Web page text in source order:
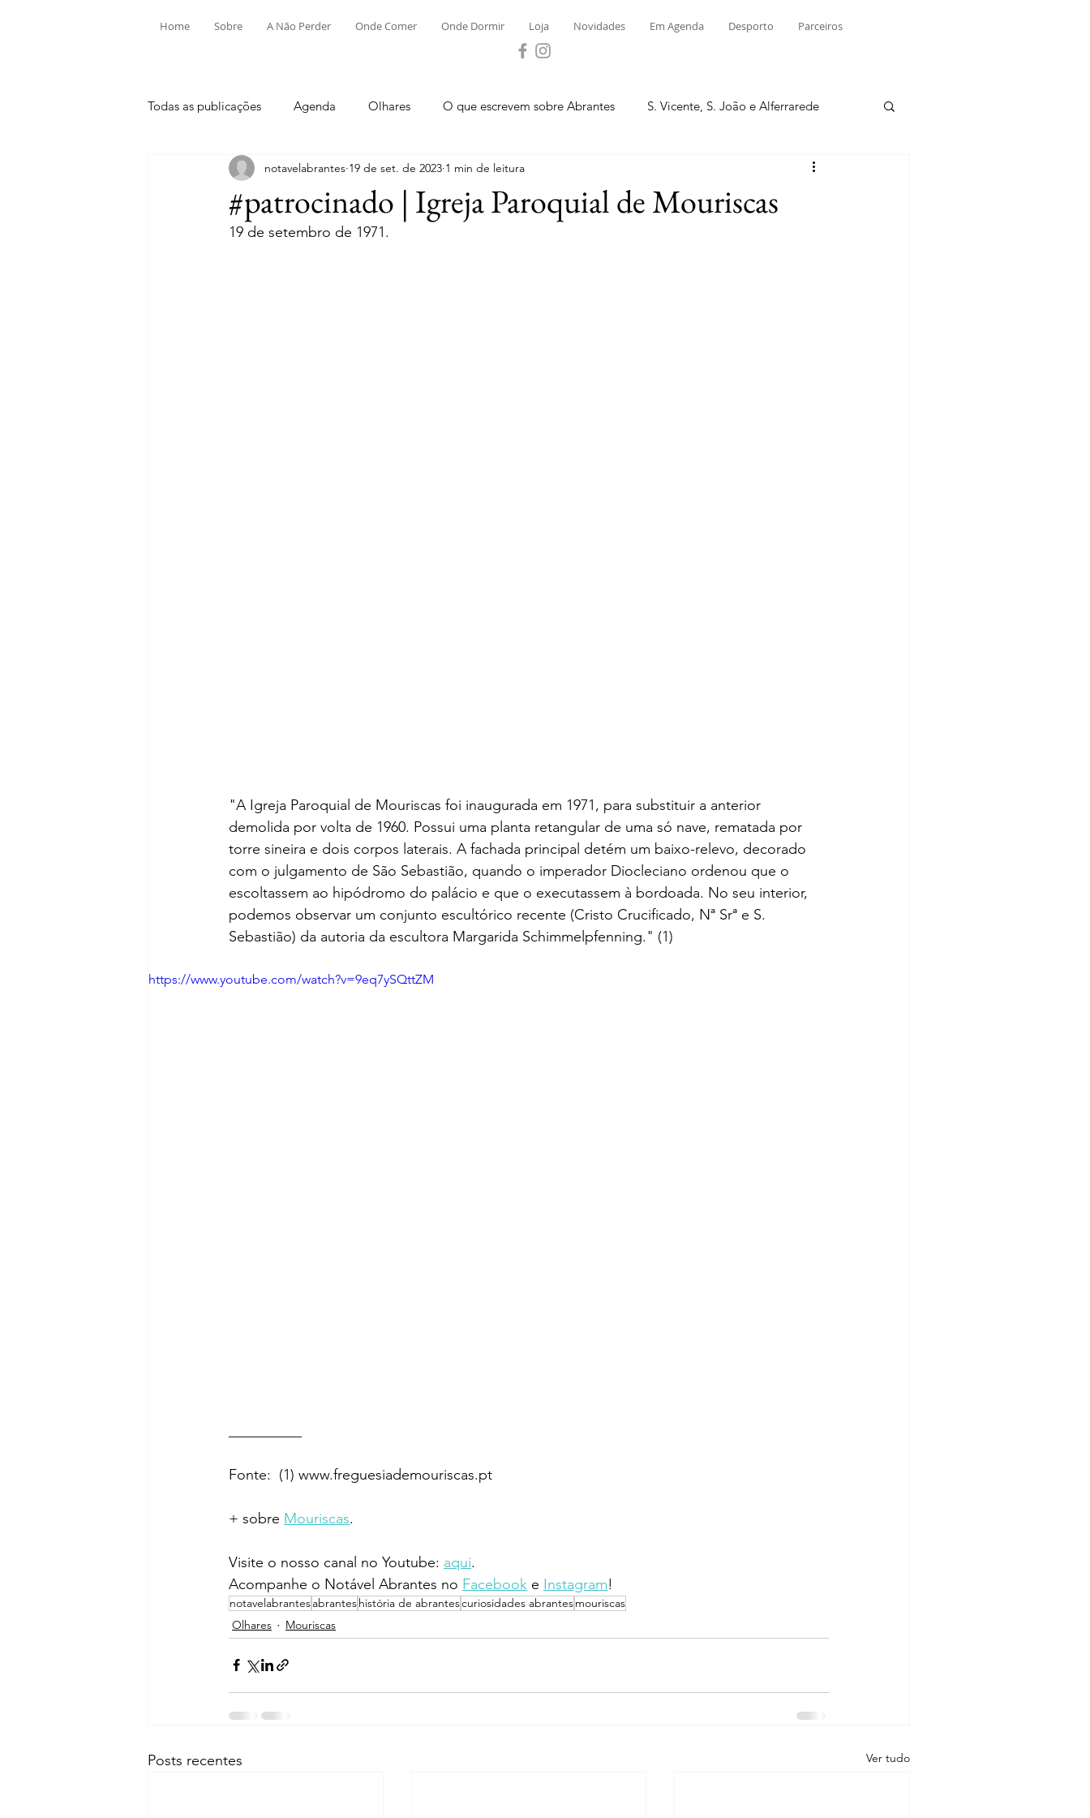
Home Sobre A Não Perder Onde Comer Onde Dormir Loja Novidades Em Agenda Desporto Parceiros
Todas as publicações Agenda Olhares O que escrevem sobre Abrantes S. Vicente, S. João e Alferrarede
Aldeia do Mato e Souto Alvega e Concavada Bemposta
Mouriscas Pego Rio de Moinhos
#patrocinado | Igreja Paroquial de Mouriscas
notavelabrantes 19 de set. de 2023 1 min de leitura
19 de setembro de 1971.
"A Igreja Paroquial de Mouriscas foi inaugurada em 1971, para substituir a anterior
demolida por volta de 1960. Possui uma planta retangular de uma só nave, rematada por
torre sineira e dois corpos laterais. A fachada principal detém um baixo-relevo, decorado
com o julgamento de São Sebastião, quando o imperador Diocleciano ordenou que o
escoltassem ao hipódromo do palácio e que o executassem à bordoada. No seu interior,
podemos observar um conjunto escultórico recente (Cristo Crucificado, Nª Srª e S.
Sebastião) da autoria da escultora Margarida Schimmelpfenning." (1)
https://www.youtube.com/watch?v=9eq7ySQttZM
Fonte:  (1) www.freguesiademouriscas.pt
+ sobre Mouriscas.
Visite o nosso canal no Youtube: aqui.
Acompanhe o Notável Abrantes no Facebook e Instagram!
notavelabrantesabranteshistória de abrantescuriosidades abrantesmouriscas
Olhares
Mouriscas
Posts recentes Ver tudo